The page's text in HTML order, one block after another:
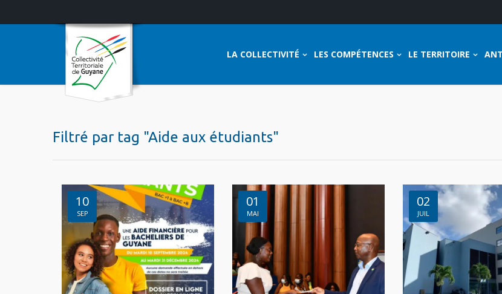
LA COLLECTIVITÉ LES COMPÉTENCES LE TERRITOIRE
Filtré par tag "Aide aux étudiants"
10
SEP
01
MAI
02
JUIL